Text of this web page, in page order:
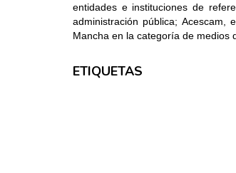
entidades e instituciones de
administración pública; Acescam,
Mancha en la categoría de medios
ETIQUETAS